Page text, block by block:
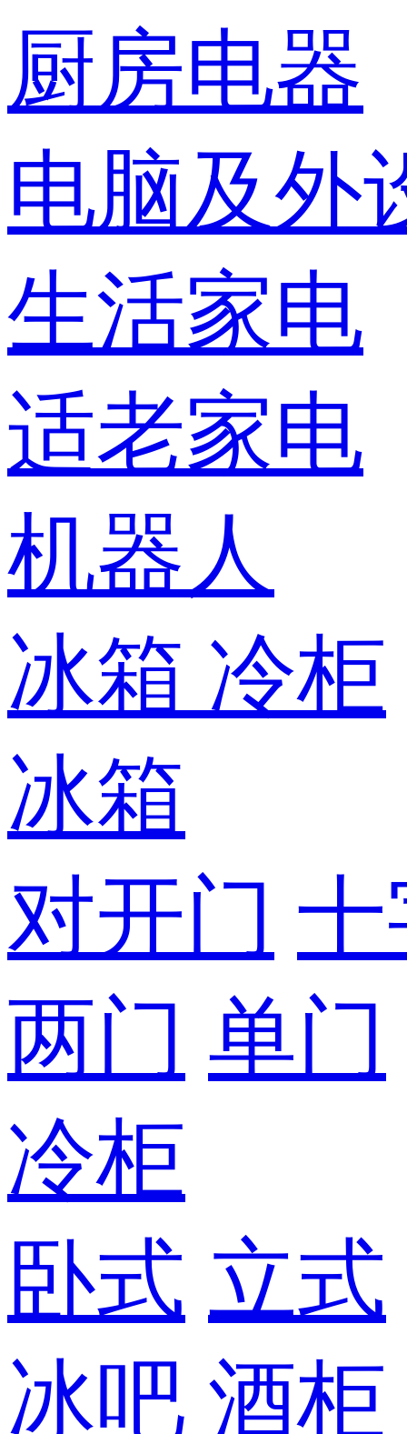
厨房电器
电脑及外
生活家电
适老家电
机器人
冰箱 冷柜
冰箱
对开门
两门 单门
冷柜
卧式 立式
冰吧 酒柜